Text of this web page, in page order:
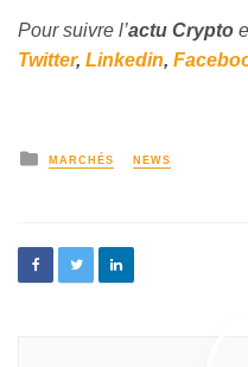
Pour suivre l’actu Crypto
Twitter, Linkedin,
MARCHÉS NEWS